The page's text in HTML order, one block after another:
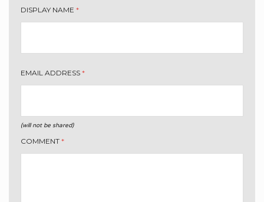
DISPLAY NAME *
EMAIL ADDRESS *
(will not be shared)
COMMENT *